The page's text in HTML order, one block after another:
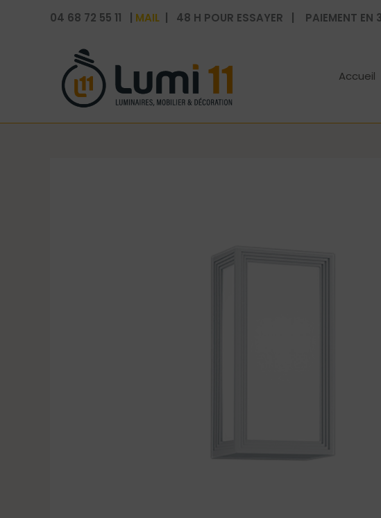
04 68 72 55 11 | MAIL | 48 H POUR ESSAYER | PAIEMENT EN
Accueil